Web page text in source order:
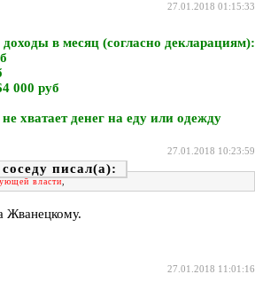
27.01.2018 01:15:33
в месяц (согласно декларациям):
000 руб
хватает денег на еду или одежду
27.01.2018 10:23:59
власти,
Жванецкому.
27.01.2018 11:01:16